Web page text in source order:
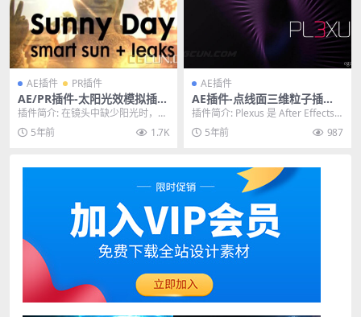
AE插件 PR插件
AE/PR插件-太阳光效模拟插件
Aescripts Sunny Day V1.0
Win破解版
插件简介: 在镜头中缺少阳光时，为
镜头添加完全可自定义的建模太阳
耀斑和漏光。自动...
5年前 1.7K
AE插件
AE插件-点线面三维粒子插件
Plexus v3.2.0 Win 兼容AE 2
022
插件简介: Plexus 是 After Effects
的下一代粒子引擎，可让...
5年前 987